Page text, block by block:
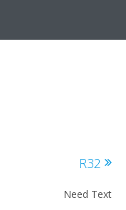
Need